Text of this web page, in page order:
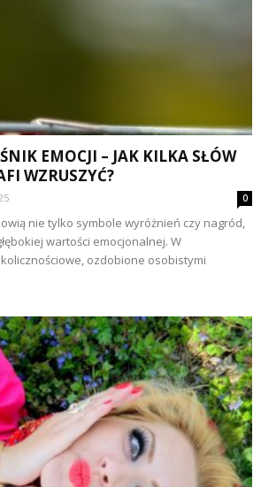
EMOCJI – JAK KILKA SŁÓW
WZRUSZYĆ?
0
nie tylko symbole wyróżnień czy nagród,
wartości emocjonalnej. W
ozdobione osobistymi